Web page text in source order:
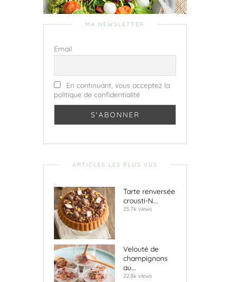
MA NEWSLETTER
Email
En continuant, vous acceptez la
politique de confidentialité
ARTICLES LES PLUS VUS
.
Tarte renversée
crousti-N...
25.7k views
Velouté de
champignons
au...
22.8k views